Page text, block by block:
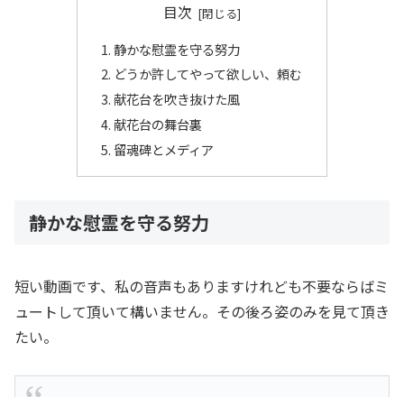
目次
静かな慰霊を守る努力
どうか許してやって欲しい、頼む
献花台を吹き抜けた風
献花台の舞台裏
留魂碑とメディア
静かな慰霊を守る努力
短い動画です、私の音声もありますけれども不要ならばミ
ュートして頂いて構いません。その後ろ姿のみを見て頂き
たい。